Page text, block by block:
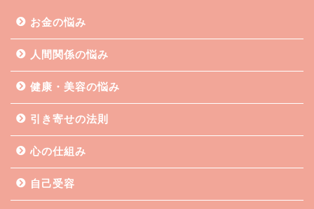
お金の悩み
人間関係の悩み
健康・美容の悩み
引き寄せの法則
心の仕組み
自己受容